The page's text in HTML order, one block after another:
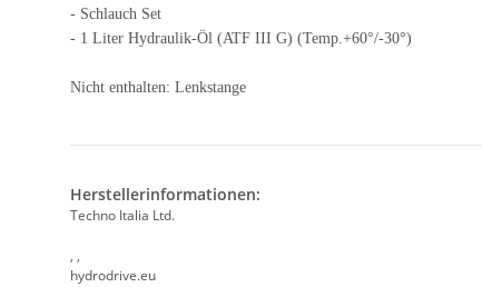
- Schlauch Set
- 1 Liter Hydraulik-Öl (ATF III G) (Temp.+60°/-30°)
Nicht enthalten: Lenkstange
Herstellerinformationen:
Techno Italia Ltd.
, ,
hydrodrive.eu